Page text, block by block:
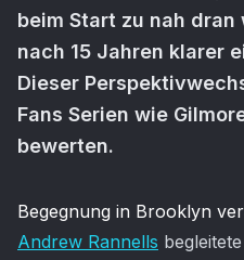
beim Start zu nah
nach 15 Jahren klarer
Dieser
Fans Serien wie
bewerten.
Artikel-Inhalt
Begegnung in Brooklyn
Andrew Rannells begleitete